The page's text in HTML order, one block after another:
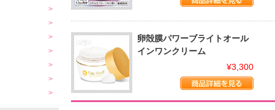
卵殻膜パワーブライトオール
インワンクリーム
¥3,300